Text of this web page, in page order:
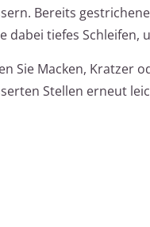
Bereits
dabei tiefes
Sie Macken, Kratzer
Stellen erneut